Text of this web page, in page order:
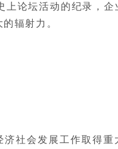
论坛活动的纪录，企
辐射力。
社会发展工作取得重